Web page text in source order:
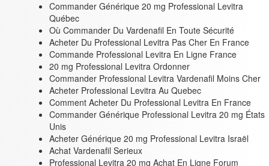
Commander Générique 20 mg Professional Levitra
Québec
Où Commander Du Vardenafil En Toute Sécurité
Acheter Du Professional Levitra Pas Cher En France
Commande Professional Levitra En Ligne France
20 mg Professional Levitra Ordonner
Commander Professional Levitra Vardenafil Moins Cher
Acheter Professional Levitra Au Quebec
Comment Acheter Du Professional Levitra En France
Commander Générique Professional Levitra 20 mg États
Unis
Acheter Générique 20 mg Professional Levitra Israël
Achat Vardenafil Serieux
Professional Levitra 20 mg Achat En Ligne Forum